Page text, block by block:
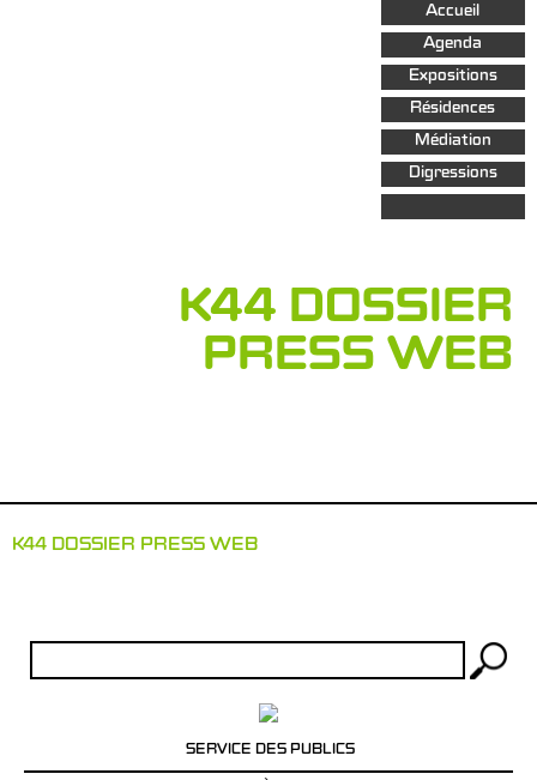
Aller au
contenu
principal
Accueil
Agenda
Expositions
Résidences
Médiation
Digressions
K44 DOSSIER
PRESS WEB
K44 DOSSIER PRESS WEB
SERVICE DES PUBLICS